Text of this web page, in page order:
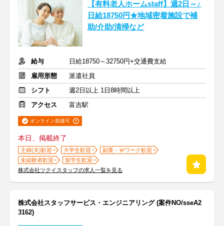
【有料老人ホームstaff】週2日～♪
日給18750円★地域密着施設で補
助/介助/清掃など
給与
日給18750～32750円+交通費支給
雇用形態
派遣社員
シフト
週2日以上 1日8時間以上
アクセス
富吉駅
オンライン面接可
本日、掲載終了
主婦(夫)歓迎 大学生歓迎
副業・Ｗワーク歓迎
未経験者歓迎
留学生歓迎
株式会社ツクイスタッフの求人一覧を見る
株式会社スタッフサービス・エンジニアリング (案件NO/sseA2
3162)